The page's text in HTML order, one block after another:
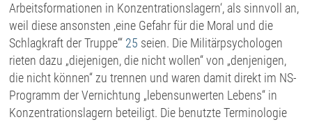
Arbeitsformationen in Konzentrationslagern‘, als sinnvoll an,
weil diese ansonsten ‚eine Gefahr für die Moral und die
Schlagkraft der Truppe‘“ 25 seien. Die Militärpsychologen
rieten dazu „diejenigen, die nicht wollen“ von „denjenigen,
die nicht können“ zu trennen und waren damit direkt im NS-
Programm der Vernichtung „lebensunwerten Lebens“ in
Konzentrationslagern beteiligt. Die benutzte Terminologie